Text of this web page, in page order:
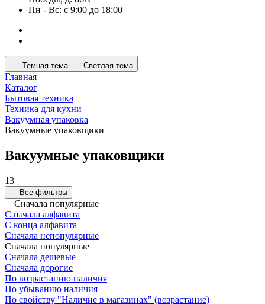
Главная
Каталог
Бытовая техника
Техника для кухни
Вакуумная упаковка
Вакуумные упаковщики
Вакуумные упаковщики
Сначала популярные
С начала алфавита
С конца алфавита
Сначала непопулярные
Сначала популярные
Сначала дешевые
Сначала дорогие
По возрастанию наличия
По убыванию наличия
По свойству "Наличие в магазинах" (возрастание)
По свойству "Наличие в магазинах" (убывание)